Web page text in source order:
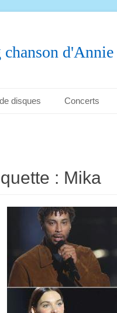
chanson
disques Concerts
: Mika